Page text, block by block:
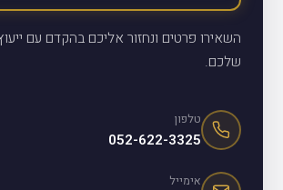
השאירו פרטים ונחזור אליכם בהקדם עם
שלכם.
טלפון
052-622-3325
אימייל